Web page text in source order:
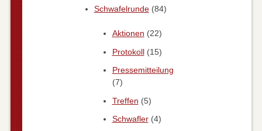
Schwafelrunde(84)
Aktionen (22)
Protokoll(15)
Pressemitteilung
(7)
Treffen (5)
Schwafler(4)